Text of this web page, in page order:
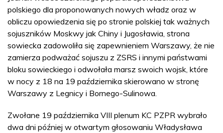
polskiego dla proponowanych nowych władz oraz w
obliczu opowiedzenia się po stronie polskiej tak ważnych
sojuszników Moskwy jak Chiny i Jugosławia, strona
sowiecka zadowoliła się zapewnieniem Warszawy, że nie
zamierza podważać sojuszu z ZSRS i innymi państwami
bloku sowieckiego i odwołała marsz swoich wojsk, które
w nocy z 18 na 19 października skierowano w stronę
Warszawy z Legnicy i Bornego-Sulinowa.
Zwołane 19 października VIII plenum KC PZPR wybrało
dwa dni później w otwartym głosowaniu Władysława